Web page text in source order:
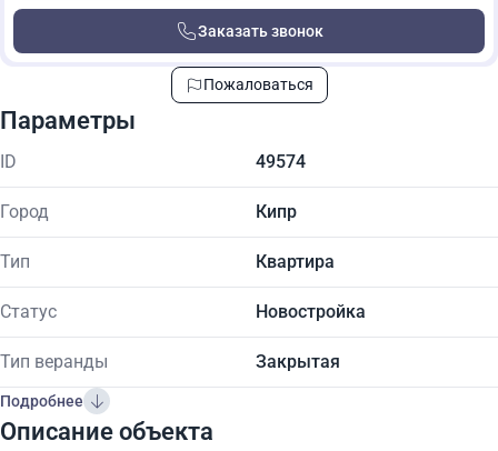
Заказать звонок
Пожаловаться
Параметры
ID 49574
Город Кипр
Тип Квартира
Статус Новостройка
Тип веранды Закрытая
Подробнее
Описание объекта